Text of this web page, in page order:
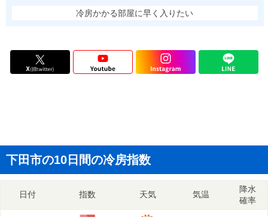
冷房かかる部屋に早く入りたい
下田市の10日間の冷房指数
日付 指数 天気 気温
降水
確率